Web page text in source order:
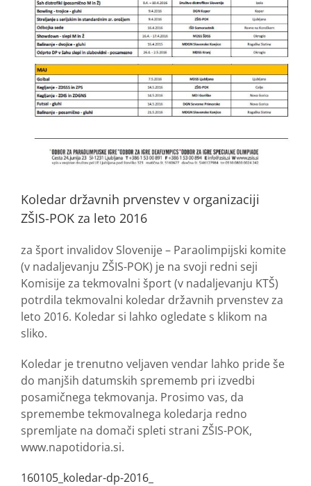
Koledar državnih prvenstev v organizaciji
ZŠIS-POK za leto 2016
za šport invalidov Slovenije – Paraolimpijski komite
(v nadaljevanju ZŠIS-POK) je na svoji redni seji
Komisije za tekmovalni šport (v nadaljevanju KTŠ)
potrdila tekmovalni koledar državnih prvenstev za
leto 2016. Koledar si lahko ogledate s klikom na
sliko.
Koledar je trenutno veljaven vendar lahko pride še
do manjših datumskih sprememb pri izvedbi
posamičnega tekmovanja. Prosimo vas, da
spremembe tekmovalnega koledarja redno
spremljate na domači spleti strani ZŠIS-POK,
www.napotidoria.si.
160105_koledar-dp-2016_